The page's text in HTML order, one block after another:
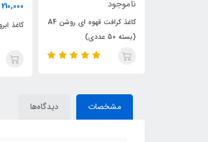
210,000 تومان
کاغذ ابروباد کرافت نگاره (A4)
100,000
مشخصات دیدگاه‌ها